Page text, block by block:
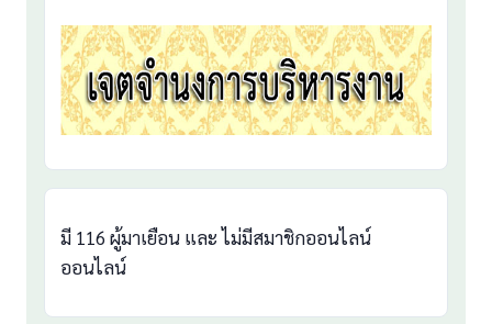
มี 116 ผู้มาเยือน และ ไม่มีสมาชิกออนไลน์
ออนไลน์